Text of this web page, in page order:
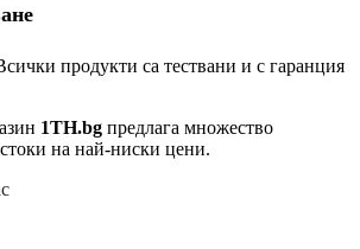
продукти са тествани и с гаранция
1TH.bg предлага множество
на най-ниски цени.